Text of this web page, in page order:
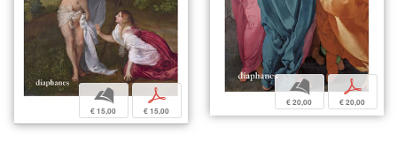
b
€ 15,00
p
€ 15,00
b
€ 20,00
p
€ 20,00